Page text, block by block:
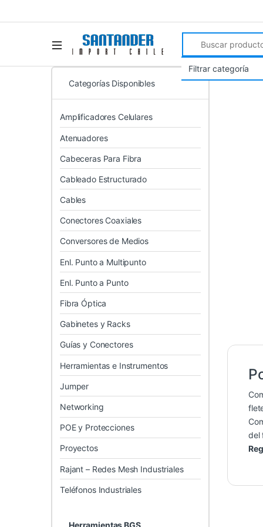
Search for:
del
Categorías Disponibles
Amplificadores Celulares
Atenuadores
Cabeceras Para Fibra
Cableado Estructurado
Cables
Conectores Coaxiales
Conversores de Medios
Enl. Punto a Multipunto
Enl. Punto a Punto
Fibra Óptica
Gabinetes y Racks
Guías y Conectores
Herramientas e Instrumentos
Jumper
Networking
POE y Protecciones
Proyectos
Rajant – Redes Mesh Industriales
Teléfonos Industriales
Herramientas BGS